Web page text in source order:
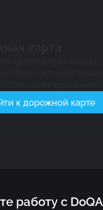
к дорожной карте
работу с DoQA